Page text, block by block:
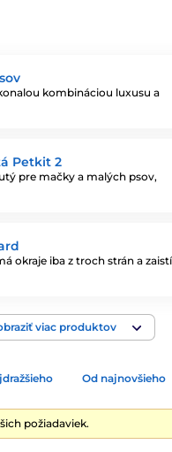
kombináciou luxusu a
Petkit 2
pre mačky a malých psov,
okraje iba z troch strán a zaistí
viac produktov
Od najnovšieho
požiadaviek.